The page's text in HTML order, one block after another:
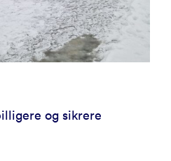
og sikrere